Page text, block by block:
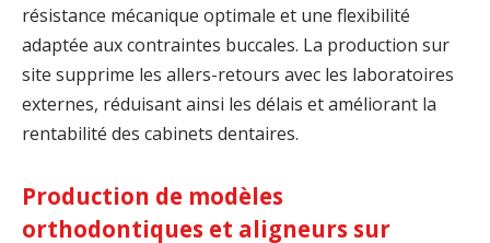
résistance mécanique optimale et une flexibilité
adaptée aux contraintes buccales. La production sur
site supprime les allers-retours avec les laboratoires
externes, réduisant ainsi les délais et améliorant la
rentabilité des cabinets dentaires.
Production de modèles
orthodontiques et aligneurs sur